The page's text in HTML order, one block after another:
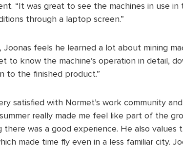
“It was great to see the machines in use
through a laptop screen.”
Joonas feels he learned a lot about mining
to know the machine’s operation in detail,
to the finished product.”
satisfied with Normet’s work community
really made me feel like part of the
there was a good experience. He also
made time fly even in a less familiar